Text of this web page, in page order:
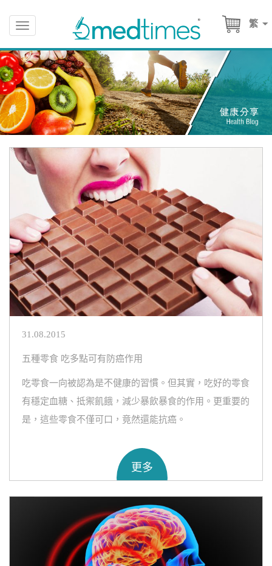
繁
Toggle
navigation
31.08.2015
五種零食 吃多點可有防癌作用
吃零食一向被認為是不健康的習慣。但其實，吃好的零食
有穩定血糖、抵禦飢餓，減少暴飲暴食的作用。更重要的
是，這些零食不僅可口，竟然還能抗癌。
更多